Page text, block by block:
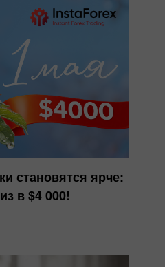
становятся ярче:
в $4 000!